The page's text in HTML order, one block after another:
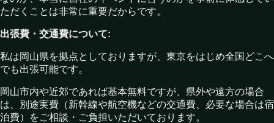
ただくことは非常に重要だからです。
出張費・交通費について:
私は岡山県を拠点としておりますが、東京をはじめ全国どこへ
でも出張可能です。
岡山市内や近郊であれば基本無料ですが、県外や遠方の場合
は、別途実費（新幹線や航空機などの交通費、必要な場合は宿
泊費）をご相談・ご負担いただいております。